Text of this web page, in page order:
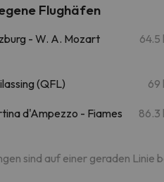
Flughäfen
- W. A. Mozart
64.5
(QFL) 69
d'Ampezzo - Fiames
86.3
sind auf einer geraden Linie